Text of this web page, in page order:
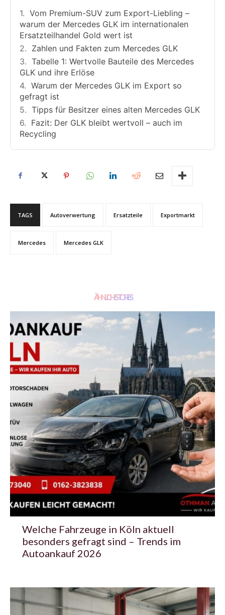
Vom Premium-SUV zum Export-Liebling –
warum der Mercedes GLK im internationalen
Ersatzteilhandel Gold wert ist
Zahlen und Fakten zum Mercedes GLK
Tabelle 1: Wertvolle Bauteile des Mercedes
GLK und ihre Erlöse
Warum der Mercedes GLK im Export so
gefragt ist
Tipps für Besitzer eines alten Mercedes GLK
Fazit: Der GLK bleibt wertvoll – auch im
Recycling
TAGS Autoverwertung Ersatzteile Exportmarkt
Mercedes Mercedes GLK
ÄHNLICHE STORIES
Welche Fahrzeuge in Köln aktuell
besonders gefragt sind – Trends im
Autoankauf 2026